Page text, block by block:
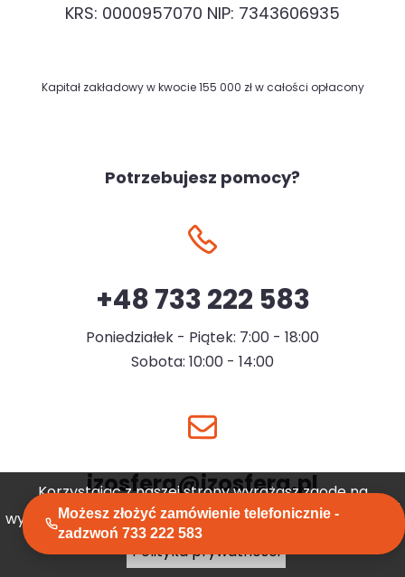
Korzystając z naszej strony wyrażasz zgodę na
wykorzystywanie przez nas plików cookies.
Akceptuję
Polityka prywatności
Możesz złożyć zamówienie telefonicznie -
zadzwoń 733 222 583
KRS: 0000957070 NIP: 7343606935
Kapitał zakładowy w kwocie 155 000 zł w całości opłacony
Potrzebujesz pomocy?
+48 733 222 583
Poniedziałek - Piątek: 7:00 - 18:00
Sobota: 10:00 - 14:00
izosfera@izosfera.pl